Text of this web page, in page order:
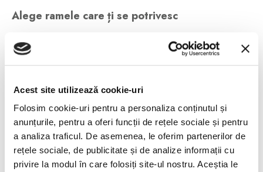
Acest site utilizează cookie-uri
Folosim cookie-uri pentru a personaliza conținutul și
anunțurile, pentru a oferi funcții de rețele sociale și pentru
a analiza traficul. De asemenea, le oferim partenerilor de
rețele sociale, de publicitate și de analize informații cu
privire la modul în care folosiți site-ul nostru. Aceștia le
Alege ramele care ți se potrivesc
Probabil cel mai important pas pentru tine e să găsești
ramele care ți se potrivesc, în funcție de preferințe, stilul
personal, dar și luând în considerare forma feței tale.
Astfel, pentru ca perechea de ochelari să fie
detaliu despre ce fel de rame ți se potrivesc.
Optează pentru învelișul protector de care ai
nevoie